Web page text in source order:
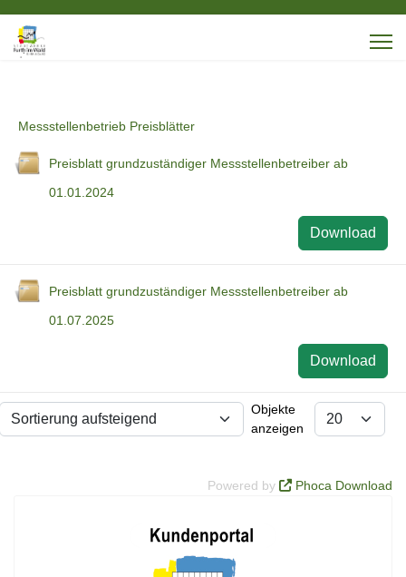
Messstellenbetrieb Preisblätter
Preisblatt grundzuständiger Messstellenbetreiber ab
01.01.2024
Download
Preisblatt grundzuständiger Messstellenbetreiber ab
01.07.2025
Download
Objekte
anzeigen
Powered by Phoca Download